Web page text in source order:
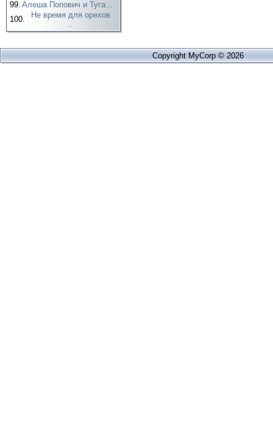
99. Алеша Попович и Туга...
100.
Не время для орехов
...
Copyright MyCorp © 2026